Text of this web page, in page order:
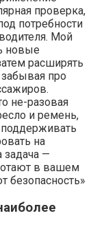
проверка,
потребности
Мой
новые
расширять
про
не-разовая
и ремень,
на
—
в вашем